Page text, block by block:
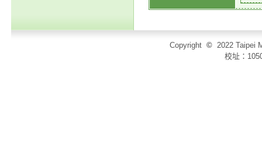
Copyright © 2022 Taipei
校址：